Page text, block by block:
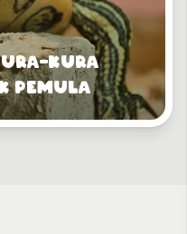
Kura
Pemula